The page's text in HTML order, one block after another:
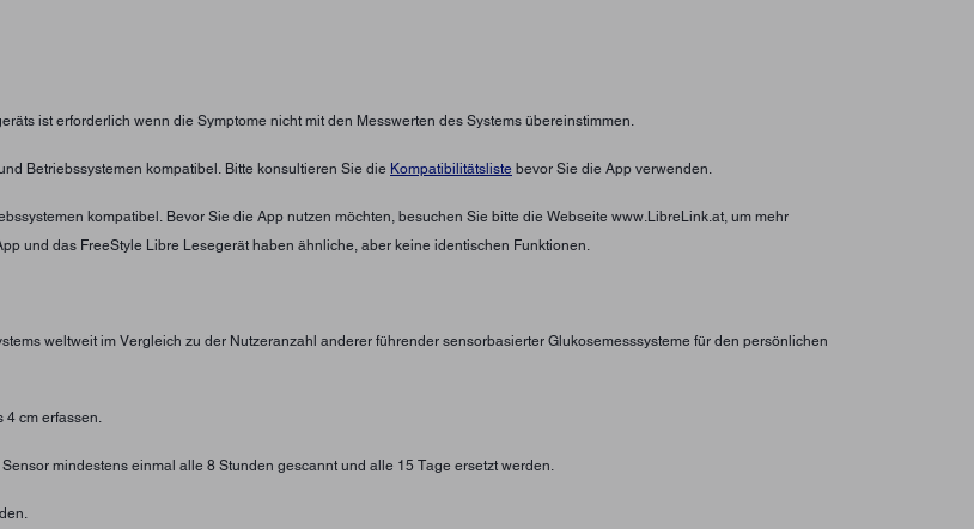
ist erforderlich wenn die Symptome nicht mit den Messwerten des Systems übereinstimmen.
Betriebssystemen kompatibel. Bitte konsultieren Sie die Kompatibilitätsliste bevor Sie die App verwenden.
kompatibel. Bevor Sie die App nutzen möchten, besuchen Sie bitte die Webseite www.LibreLink.at, um mehr
und das FreeStyle Libre Lesegerät haben ähnliche, aber keine identischen Funktionen.
weltweit im Vergleich zu der Nutzeranzahl anderer führender sensorbasierter Glukosemesssysteme für den persönlichen
4 cm erfassen.
mindestens einmal alle 8 Stunden gescannt und alle 15 Tage ersetzt werden.